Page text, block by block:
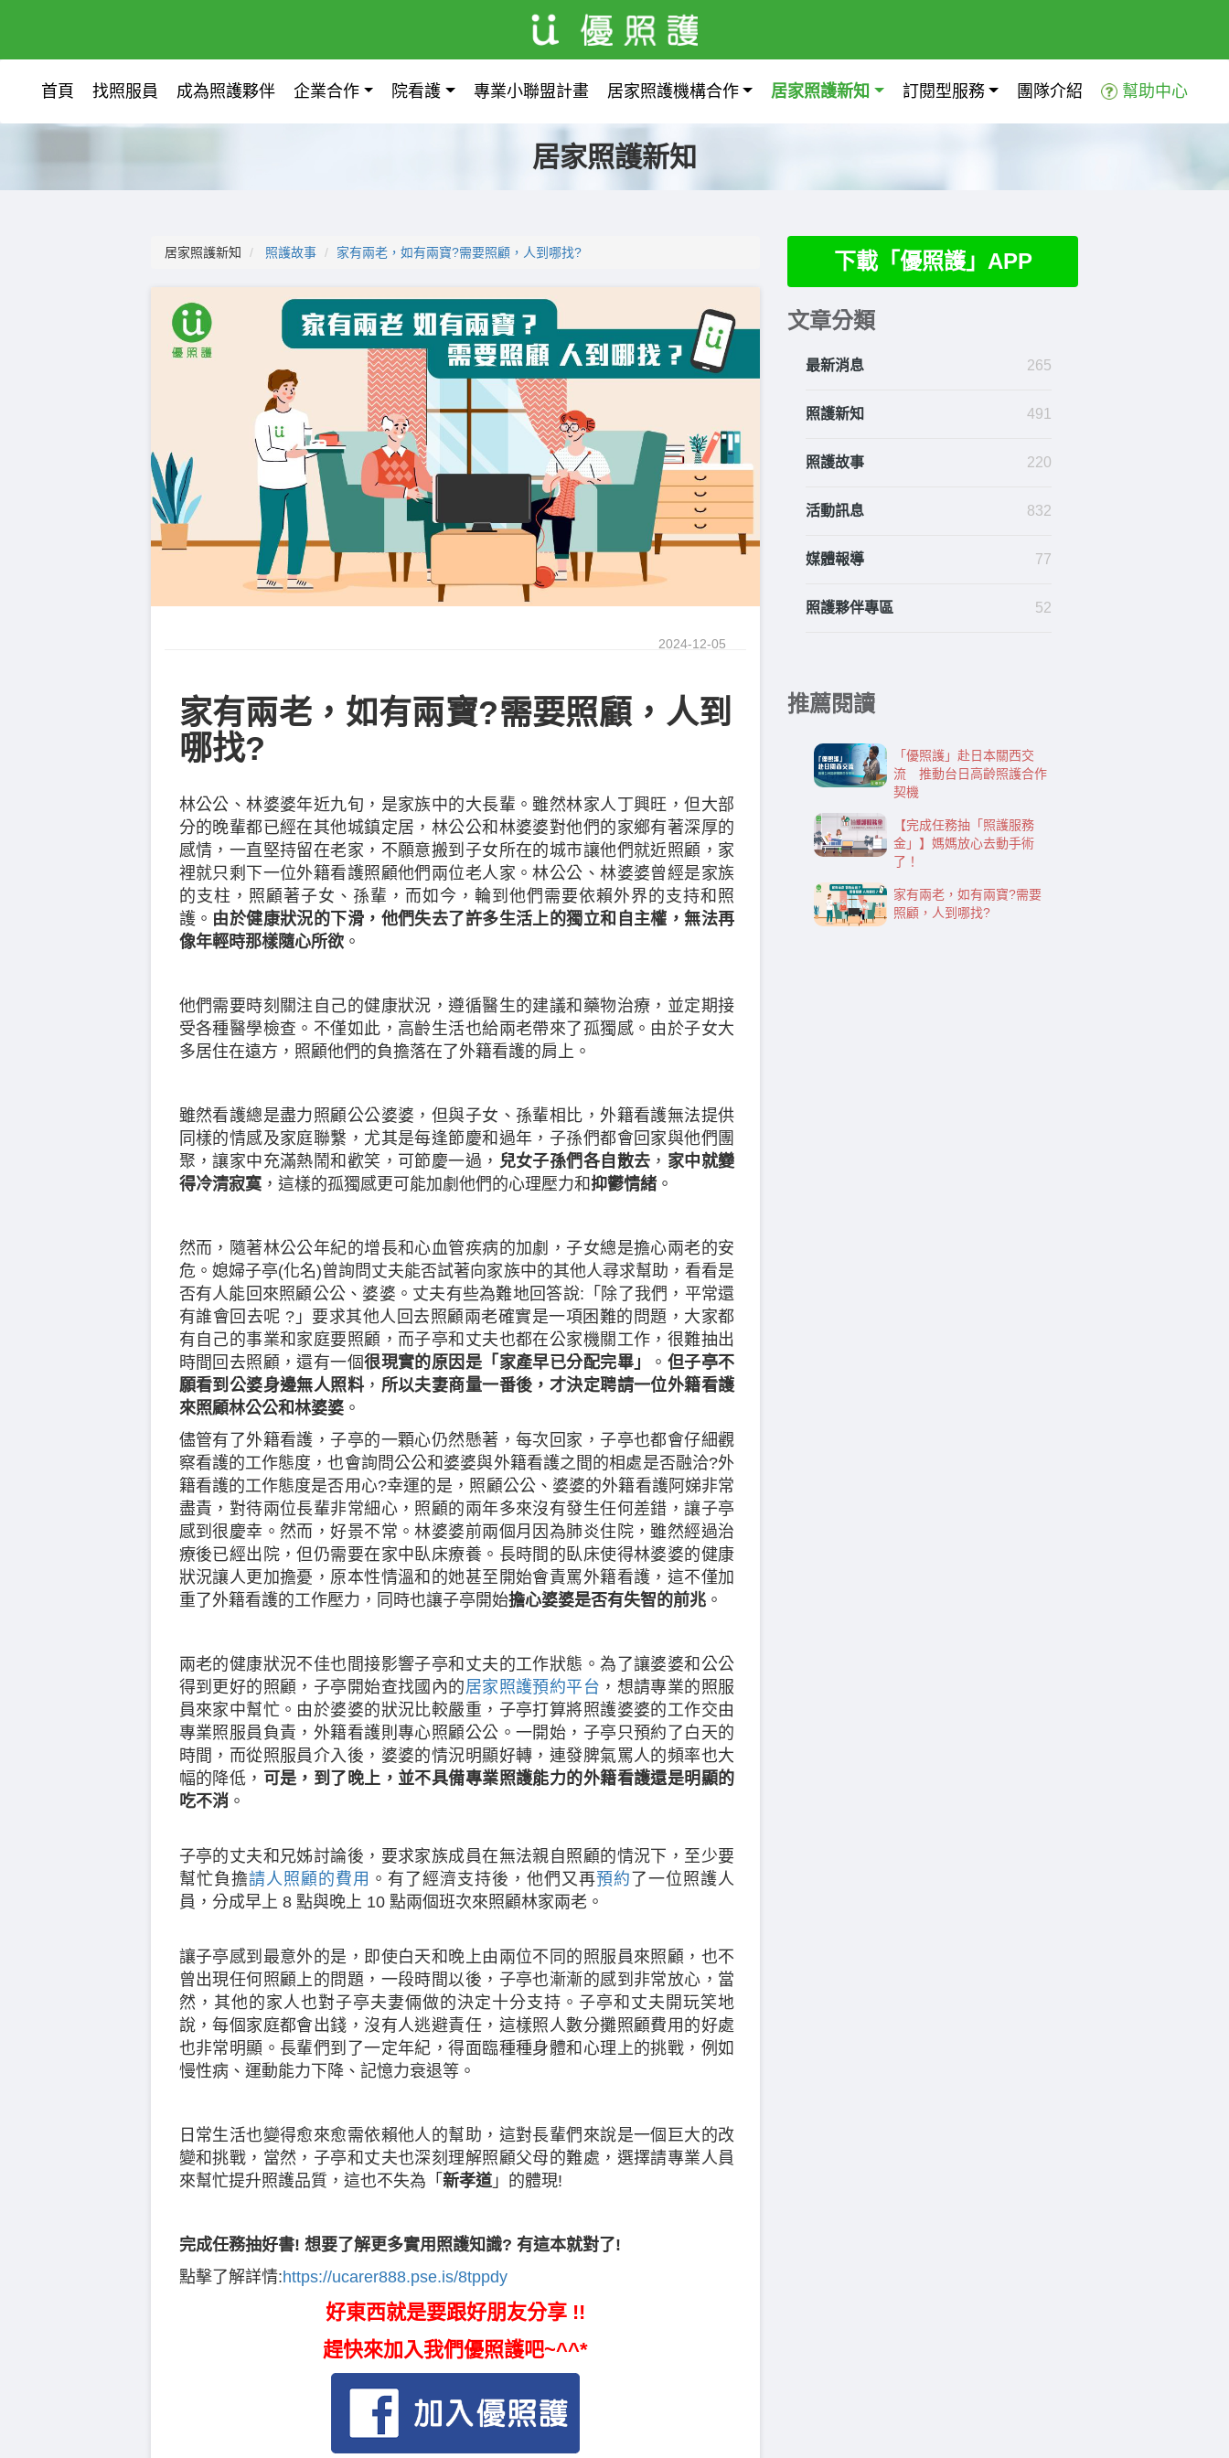
首頁 找照服員 成為照護夥伴 企業合作 院看護 專業小聯盟計畫 居家照護機構合作 居家照護新知 訂閱型服務 團隊介紹 幫助中心
居家照護新知
居家照護新知 照護故事 家有兩老，如有兩寶?需要照顧，人到哪找?
2024-12-05
家有兩老，如有兩寶?需要照顧，人到
哪找?
林公公、林婆婆年近九旬，是家族中的大長輩。雖然林家人丁興旺，但大部
分的晚輩都已經在其他城鎮定居，林公公和林婆婆對他們的家鄉有著深厚的
感情，一直堅持留在老家，不願意搬到子女所在的城市讓他們就近照顧，家
裡就只剩下一位外籍看護照顧他們兩位老人家。林公公、林婆婆曾經是家族
的支柱，照顧著子女、孫輩，而如今，輪到他們需要依賴外界的支持和照
護。 由於健康狀況的下滑，他們失去了許多生活上的獨立和自主權，無法再
像年輕時那樣隨心所欲。
他們需要時刻關注自己的健康狀況，遵循醫生的建議和藥物治療，並定期接
受各種醫學檢查。不僅如此，高齡生活也給兩老帶來了孤獨感。由於子女大
多居住在遠方，照顧他們的負擔落在了外籍看護的肩上。
雖然看護總是盡力照顧公公婆婆，但與子女、孫輩相比，外籍看護無法提供
同樣的情感及家庭聯繫，尤其是每逢節慶和過年，子孫們都會回家與他們團
聚，讓家中充滿熱鬧和歡笑，可節慶一過， 兒女子孫們各自散去 ， 家中就變
得冷清寂寞，這樣的孤獨感更可能加劇他們的心理壓力和抑鬱情緒。
然而，隨著林公公年紀的增長和心血管疾病的加劇，子女總是擔心兩老的安
危。媳婦子亭(化名)曾詢問丈夫能否試著向家族中的其他人尋求幫助，看看是
否有人能回來照顧公公、婆婆。丈夫有些為難地回答說:「除了我們，平常還
有誰會回去呢 ?」要求其他人回去照顧兩老確實是一項困難的問題，大家都
有自己的事業和家庭要照顧，而子亭和丈夫也都在公家機關工作，很難抽出
時間回去照顧，還有一個很現實的原因是「家產早已分配完畢」 。 但子亭不
願看到公婆身邊無人照料， 所以夫妻商量一番後，才決定聘請一位外籍看護
來照顧林公公和林婆婆。
儘管有了外籍看護，子亭的一顆心仍然懸著，每次回家，子亭也都會仔細觀
察看護的工作態度，也會詢問公公和婆婆與外籍看護之間的相處是否融洽?外
籍看護的工作態度是否用心?幸運的是，照顧公公、婆婆的外籍看護阿娣非常
盡責，對待兩位長輩非常細心，照顧的兩年多來沒有發生任何差錯，讓子亭
感到很慶幸。然而，好景不常。林婆婆前兩個月因為肺炎住院，雖然經過治
療後已經出院，但仍需要在家中臥床療養。長時間的臥床使得林婆婆的健康
狀況讓人更加擔憂，原本性情溫和的她甚至開始會責罵外籍看護，這不僅加
重了外籍看護的工作壓力，同時也讓子亭開始擔心婆婆是否有失智的前兆。
兩老的健康狀況不佳也間接影響子亭和丈夫的工作狀態。為了讓婆婆和公公
得到更好的照顧，子亭開始查找國內的居家照護預約平台 ，想請專業的照服
員來家中幫忙。由於婆婆的狀況比較嚴重，子亭打算將照護婆婆的工作交由
專業照服員負責，外籍看護則專心照顧公公。一開始，子亭只預約了白天的
時間，而從照服員介入後，婆婆的情況明顯好轉，連發脾氣罵人的頻率也大
幅的降低， 可是，到了晚上，並不具備專業照護能力的外籍看護還是明顯的
吃不消 。
子亭的丈夫和兄姊討論後，要求家族成員在無法親自照顧的情況下，至少要
幫忙負擔請人照顧的費用 。有了經濟支持後，他們又再預約了一位照護人
員，分成早上 8 點與晚上 10 點兩個班次來照顧林家兩老。
讓子亭感到最意外的是，即使白天和晚上由兩位不同的照服員來照顧，也不
曾出現任何照顧上的問題，一段時間以後，子亭也漸漸的感到非常放心，當
然，其他的家人也對子亭夫妻倆做的決定十分支持。子亭和丈夫開玩笑地
說，每個家庭都會出錢，沒有人逃避責任，這樣照人數分攤照顧費用的好處
也非常明顯。長輩們到了一定年紀，得面臨種種身體和心理上的挑戰，例如
慢性病、運動能力下降、記憶力衰退等。
日常生活也變得愈來愈需依賴他人的幫助，這對長輩們來說是一個巨大的改
變和挑戰，當然，子亭和丈夫也深刻理解照顧父母的難處，選擇請專業人員
來幫忙提升照護品質，這也不失為「 新孝道」的體現!
完成任務抽好書! 想要了解更多實用照護知識? 有這本就對了!
點擊了解詳情:https://ucarer888.pse.is/8tppdy
好東西就是要跟好朋友分享 !!
趕快來加入我們優照護吧~^^*
下載「優照護」APP
文章分類
最新消息 265
照護新知 491
照護故事 220
活動訊息 832
媒體報導 77
照護夥伴專區 52
推薦閱讀
「優照護」赴日本關西交
流 推動台日高齡照護合作
契機
【完成任務抽「照護服務
金」】媽媽放心去動手術
了！
家有兩老，如有兩寶?需要
照顧，人到哪找?